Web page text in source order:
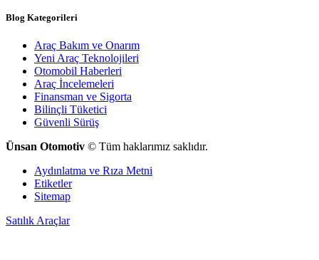
Blog Kategorileri
Araç Bakım ve Onarım
Yeni Araç Teknolojileri
Otomobil Haberleri
Araç İncelemeleri
Finansman ve Sigorta
Bilinçli Tüketici
Güvenli Sürüş
Ünsan Otomotiv © Tüm haklarımız saklıdır.
Aydınlatma ve Rıza Metni
Etiketler
Sitemap
Satılık Araçlar